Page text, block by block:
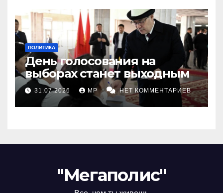
ПОЛИТИКА
День голосования на
выборах станет выходным
31.07.2026 MP НЕТ КОММЕНТАРИЕВ
"Мегаполис"